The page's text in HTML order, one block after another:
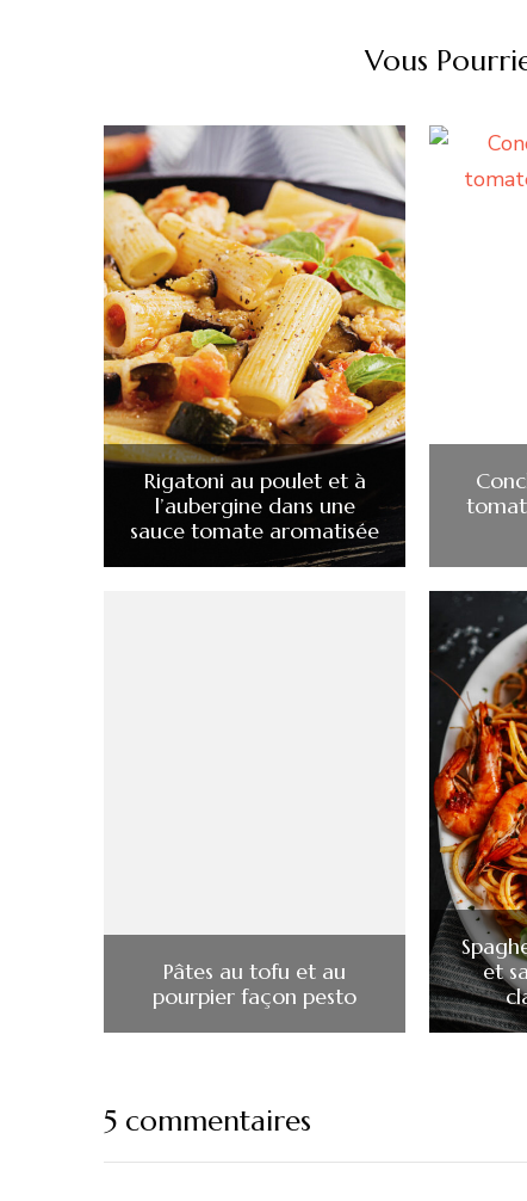
Vous
Rigatoni au poulet et à
l’aubergine dans une
sauce tomate aromatisée
Pâtes au tofu et au
pourpier façon pesto
et
5 commentaires